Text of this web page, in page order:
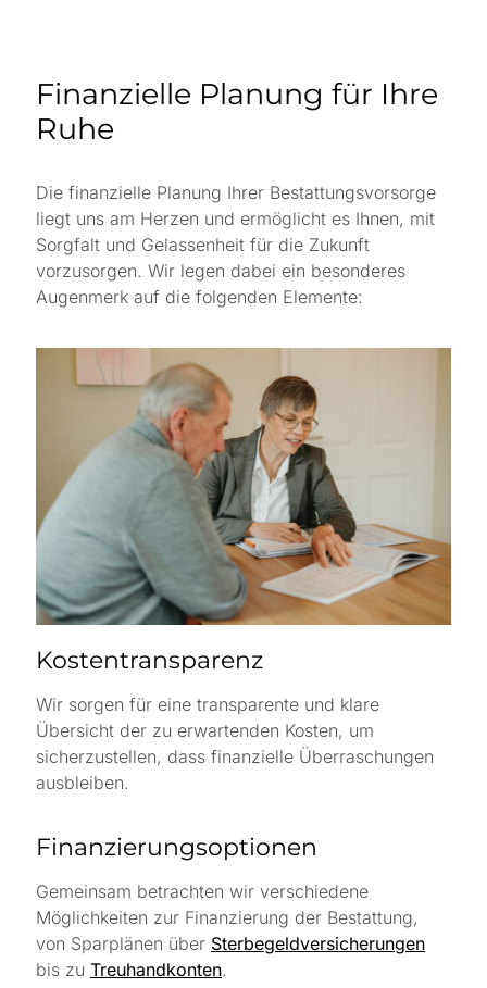
Finanzielle Planung für Ihre
Ruhe
Die finanzielle Planung Ihrer Bestattungsvorsorge
liegt uns am Herzen und ermöglicht es Ihnen, mit
Sorgfalt und Gelassenheit für die Zukunft
vorzusorgen. Wir legen dabei ein besonderes
Augenmerk auf die folgenden Elemente:
Kostentransparenz
Wir sorgen für eine transparente und klare
Übersicht der zu erwartenden Kosten, um
sicherzustellen, dass finanzielle Überraschungen
ausbleiben.
Finanzierungsoptionen
Gemeinsam betrachten wir verschiedene
Möglichkeiten zur Finanzierung der Bestattung,
von Sparplänen über Sterbegeldversicherungen
bis zu Treuhandkonten.